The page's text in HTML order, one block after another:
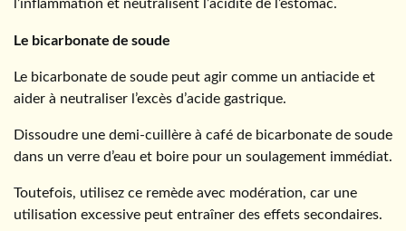
l’inflammation et neutralisent l’acidité de l’estomac.
Le bicarbonate de soude
Le bicarbonate de soude peut agir comme un antiacide et
aider à neutraliser l’excès d’acide gastrique.
Dissoudre une demi-cuillère à café de bicarbonate de soude
dans un verre d’eau et boire pour un soulagement immédiat.
Toutefois, utilisez ce remède avec modération, car une
utilisation excessive peut entraîner des effets secondaires.